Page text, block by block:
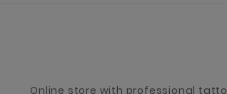
Online store with professional